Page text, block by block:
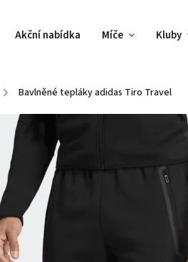
Akční nabídka Míče Kluby
/ Bavlněné tepláky adidas Tiro Travel